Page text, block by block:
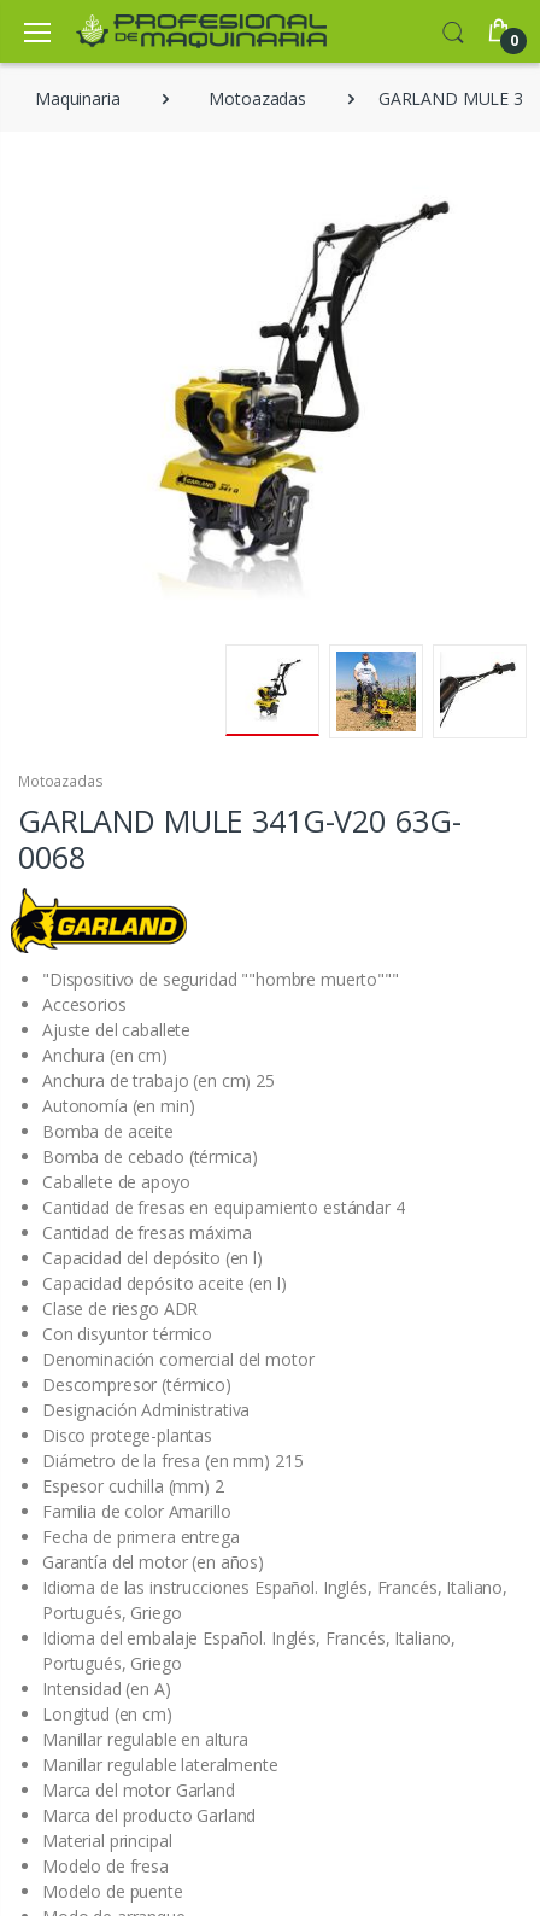
0
Maquinaria Motoazadas GARLAND MULE
Motoazadas
GARLAND MULE 341G-V20 63G-
0068
"Dispositivo de seguridad ""hombre muerto"""
Accesorios
Ajuste del caballete
Anchura (en cm)
Anchura de trabajo (en cm) 25
Autonomía (en min)
Bomba de aceite
Bomba de cebado (térmica)
Caballete de apoyo
Cantidad de fresas en equipamiento estándar 4
Cantidad de fresas máxima
Capacidad del depósito (en l)
Capacidad depósito aceite (en l)
Clase de riesgo ADR
Con disyuntor térmico
Denominación comercial del motor
Descompresor (térmico)
Designación Administrativa
Disco protege-plantas
Diámetro de la fresa (en mm) 215
Espesor cuchilla (mm) 2
Familia de color Amarillo
Fecha de primera entrega
Garantía del motor (en años)
Idioma de las instrucciones Español. Inglés, Francés, Italiano,
Portugués, Griego
Idioma del embalaje Español. Inglés, Francés, Italiano,
Portugués, Griego
Intensidad (en A)
Longitud (en cm)
Manillar regulable en altura
Manillar regulable lateralmente
Marca del motor Garland
Marca del producto Garland
Material principal
Modelo de fresa
Modelo de puente